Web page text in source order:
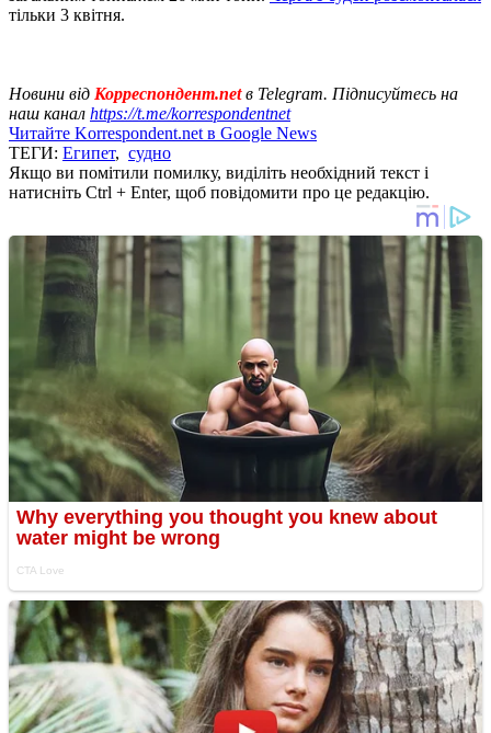
тільки 3 квітня.
Новини від Корреспондент.netв Telegram. Підписуйтесь на
наш канал https://t.me/korrespondentnet
Читайте Korrespondent.net в Google News
ТЕГИ: Египет, судно
Якщо ви помітили помилку, виділіть необхідний текст і
натисніть Ctrl + Enter, щоб повідомити про це редакцію.